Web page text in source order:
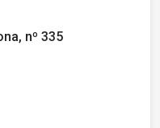
nº 335